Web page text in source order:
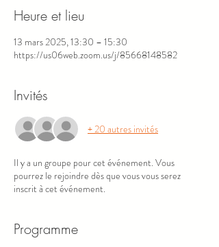
Heure et lieu
13 mars 2025, 13:30 – 15:30
https://us06web.zoom.us/j/85668148582
Invités
+ 20 autres invités
Il y a un groupe pour cet événement. Vous
pourrez le rejoindre dès que vous vous serez
inscrit à cet événement.
Programme